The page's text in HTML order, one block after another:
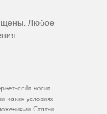
Любое
сайт носит
каких условиях
Статьи